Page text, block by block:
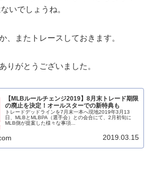
いでしょうね。
、またトレースしておきます。
りがとうございました。
【MLBルールチェンジ2019】8月末トレード期限
の廃止を決定！オールスターでの新特典も
トレードデッドラインを7月末一本へ現地2019年3月13
日、MLBとMLBPA（選手会）との会合にて、2月初旬に
MLB側が提案した様々な事項...
2019.03.15